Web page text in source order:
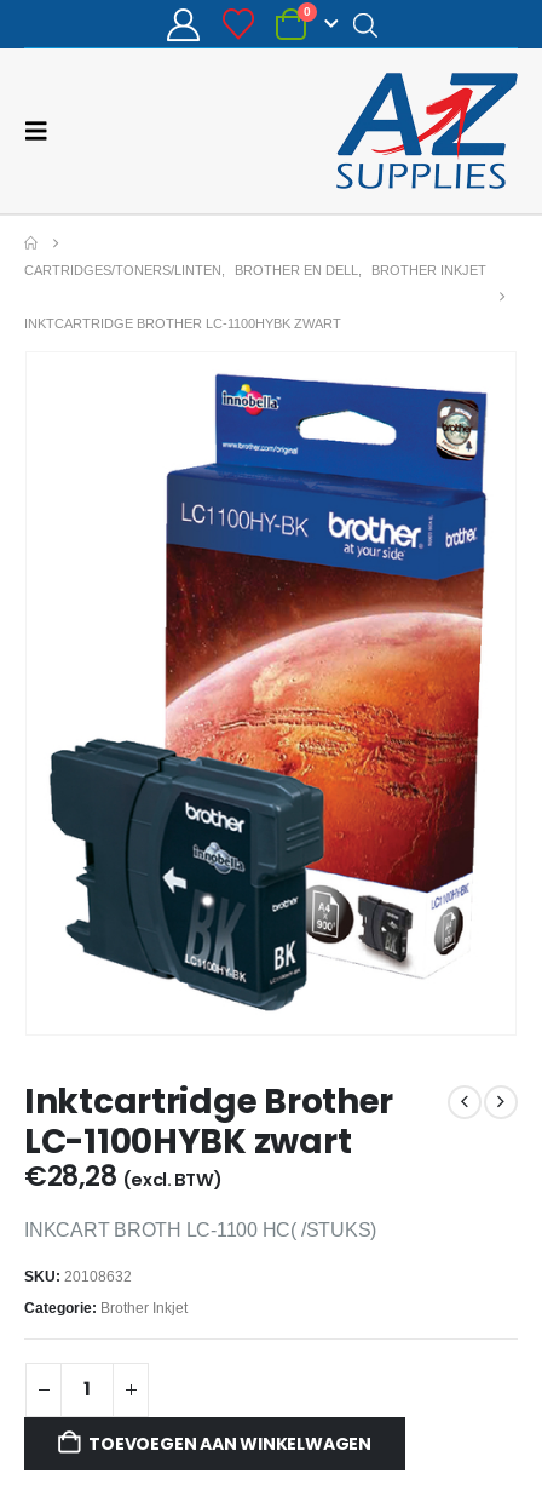
0
CARTRIDGES/TONERS/LINTEN BROTHER EN DELL BROTHER INKJET
INKTCARTRIDGE BROTHER LC-1100HYBK ZWART
Inktcartridge Brother
LC-1100HYBK zwart
€28,28 (excl. BTW)
INKCART BROTH LC-1100 HC( /STUKS)
SKU: 20108632
Categorie: Brother Inkjet
TOEVOEGEN AAN WINKELWAGEN